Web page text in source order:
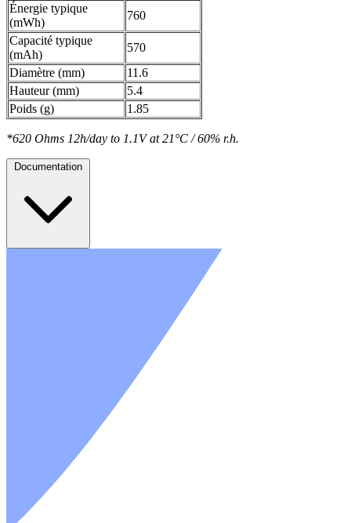
Énergie typique
(mWh)
760
Capacité typique
(mAh)
570
Diamètre (mm)
11.6
Hauteur (mm)
5.4
Poids (g)
1.85
*620 Ohms 12h/day to 1.1V at 21°C / 60% r.h.
Documentation